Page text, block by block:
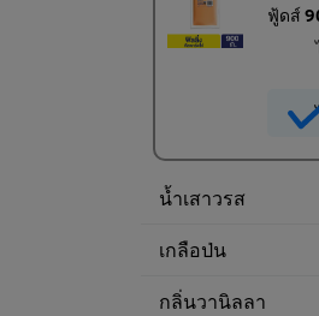
ฟู้ดส์
น้ำเสาวรส
เกลือป่น
กลิ่นวานิลลา